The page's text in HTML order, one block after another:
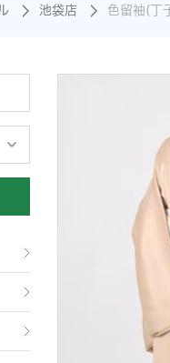
池袋店 色留袖(丁